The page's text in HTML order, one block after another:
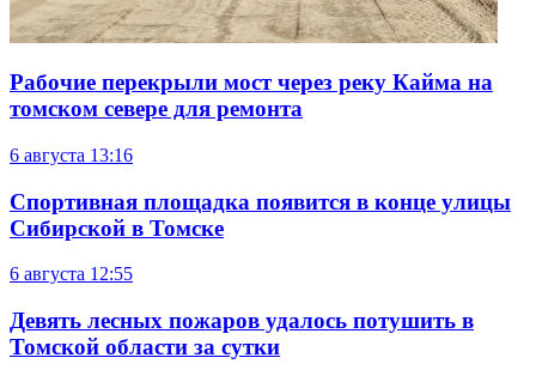
Рабочие перекрыли мост через реку Кайма на
томском севере для ремонта
6 августа 13:16
Спортивная площадка появится в конце улицы
Сибирской в Томске
6 августа 12:55
Девять лесных пожаров удалось потушить в
Томской области за сутки